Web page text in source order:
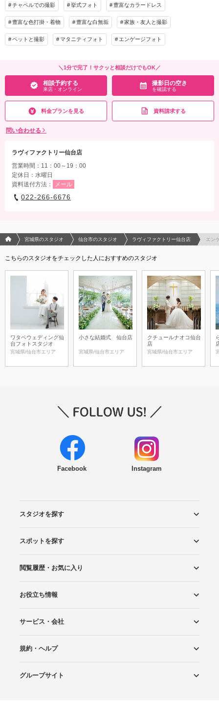
衣装追加 会食
家族と撮影 家族用衣装レンタル ペットと撮影
相談予約する 撮影日の空き
チャペルでの撮影 挙式フォト 豊富なカラードレス
豊富な色打掛・着物 豊富な白無垢 家族・友人と撮影
ペットと撮影 マタニティフォト エンゲージフォト
＼1分で完了！サクッと相談だけでもOK／
相談予約する
来店・オンライン
撮影日の空き
を確認する
料金プランを見る 資料請求する
問い合わせる
ラヴィファクトリー仙台店
営業時間：11：00～19：00
定休日：水曜日
資料送付方法：
メール
022-266-6676
フォトウエディング/結婚写真のPhotorait ホーム
宮城県のスタジオ 仙台市のスタジオ ラヴィファクトリー仙台店 エン
こちらのスタジオをチェックした人におすすめのスタジオ
ワタベウェディング仙
台フォトスタジオ
宮城県/仙台市エリア
小さな結婚式 仙台店
宮城県/仙台市エリア
クチュールナオコ仙台
店
宮城県/仙台市エリア
Facebook Instagram
スタジオを探す
エリアから探す
こだわりから探す
NEW PHOTO STYLE
プランから探す
フォトタイプ診断
フォトグラファーから探す
国内リゾートから探す
スポットを探す
ロケーションから探す
スタジオから探す
閲覧履歴・お気に入り
閲覧スタジオ
お気に入り
お役立ち情報
Wedding Photo マガジン
はじめてガイド
サービス・会社
Photoraitとは
スタジオの掲載について
お問い合わせ
運営会社
サイトマップ
規約・ヘルプ
プライバシーポリシー
利用規約
ヘルプ
グループサイト